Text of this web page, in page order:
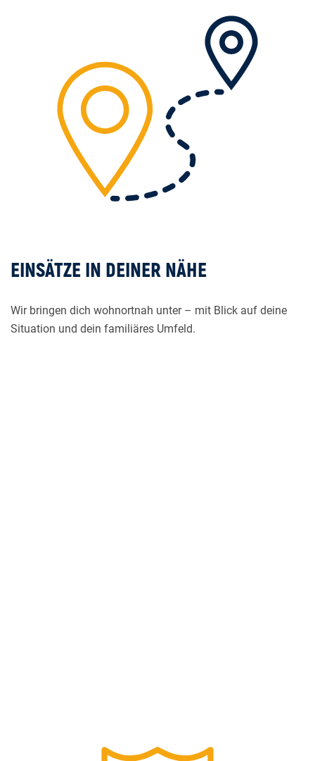
EINSÄTZE IN DEINER NÄHE
Wir bringen dich wohnortnah unter – mit Blick auf deine
Situation und dein familiäres Umfeld.